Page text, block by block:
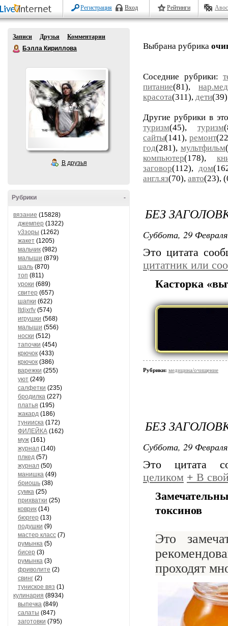
Регистрация Вход Рейтинги
Записи Друзья
Комментарии
Бэлла Кириллова
В друзья
-
Рубрики
вязание (15828)
джемпер (1322)
у3зоры (1262)
жакет (1205)
мальчик (982)
малыши (879)
шаль (870)
топ (811)
уроки (689)
свитер (657)
шапки (622)
ltdjxrfv (574)
игрушки (568)
малыши (556)
носки (512)
тапочки (454)
крючок (433)
крючок (386)
варежки (255)
уют (249)
салфетки (235)
бродилка (227)
платья (195)
жакард (186)
тунииска (172)
ФИЛЕЙКА (162)
муж (161)
журнал (140)
плкед (57)
журнал (50)
манишка (49)
бриошь (38)
сумка (25)
прихватки (25)
коврик (14)
бюргер (13)
подушки (9)
мастер класс (7)
румынка (5)
бисер (3)
румынка (3)
фриволите (2)
свинг (2)
туниское вяз (1)
кулинария (8934)
выпечка (849)
салаты (847)
заготовки (795)
Выбрана рубрика
Соседние рубрики:
питание(81),нар.мед
красота(311), дети(39)
Другие рубрики в
туризм(45), туризм
сайты(141), ремонт
год(281), мультфильм
компьютер(178),
заговор(112), дом
англ.яз(70), авто(23),
БЕЗ
Суббота, 29
Это цитата
цитатник или
Касторка
Рубрики: медицина/очищение
БЕЗ
Суббота, 29
Это цитата
целиком + В
токсинов
Это
проходят